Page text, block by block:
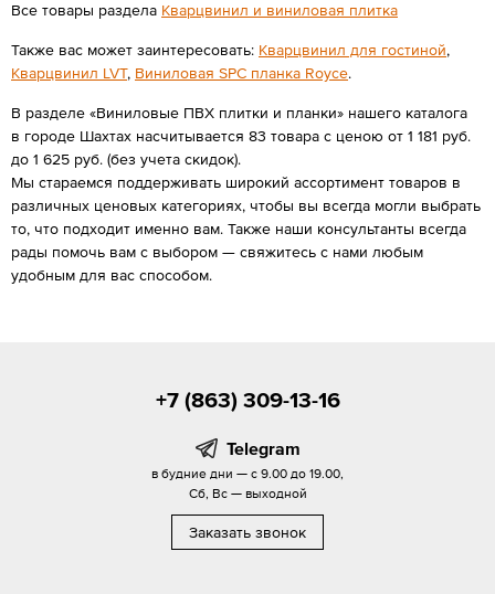
Все товары раздела Кварцвинил и виниловая плитка
Также вас может заинтересовать: Кварцвинил для гостиной,
Кварцвинил LVT, Виниловая SPС планка Royce.
В разделе «Виниловые ПВХ плитки и планки» нашего каталога
в городе Шахтах насчитывается 83 товара с ценою от 1 181 руб.
до 1 625 руб. (без учета скидок).
Мы стараемся поддерживать широкий ассортимент товаров в
различных ценовых категориях, чтобы вы всегда могли выбрать
то, что подходит именно вам. Также наши консультанты всегда
рады помочь вам с выбором — свяжитесь с нами любым
удобным для вас способом.
+7 (863) 309-13-16
Telegram
в будние дни — с 9.00 до 19.00,
Сб, Вс — выходной
Заказать звонок